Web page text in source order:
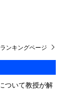
ついて教授が解
ランキングページ